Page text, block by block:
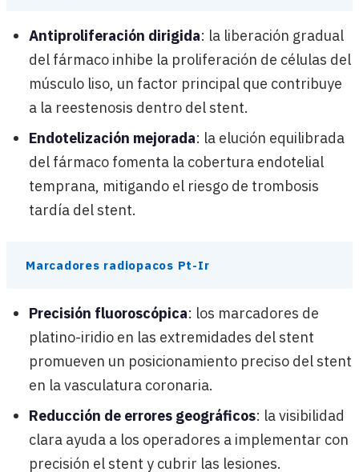
Antiproliferación dirigida: la liberación gradual
del fármaco inhibe la proliferación de células del
músculo liso, un factor principal que contribuye
a la reestenosis dentro del stent.
Endotelización mejorada: la elución equilibrada
del fármaco fomenta la cobertura endotelial
temprana, mitigando el riesgo de trombosis
tardía del stent.
Marcadores radiopacos Pt-Ir
Precisión fluoroscópica: los marcadores de
platino-iridio en las extremidades del stent
promueven un posicionamiento preciso del stent
en la vasculatura coronaria.
Reducción de errores geográficos: la visibilidad
clara ayuda a los operadores a implementar con
precisión el stent y cubrir las lesiones.